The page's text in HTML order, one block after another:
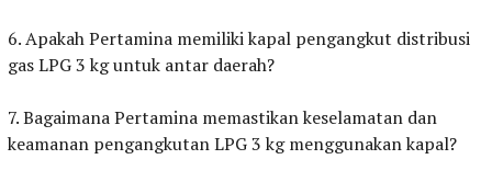
‎6. Apakah Pertamina memiliki kapal pengangkut distribusi
gas LPG 3 kg untuk antar daerah?
‎7. Bagaimana Pertamina memastikan keselamatan dan
keamanan pengangkutan LPG 3 kg menggunakan kapal?